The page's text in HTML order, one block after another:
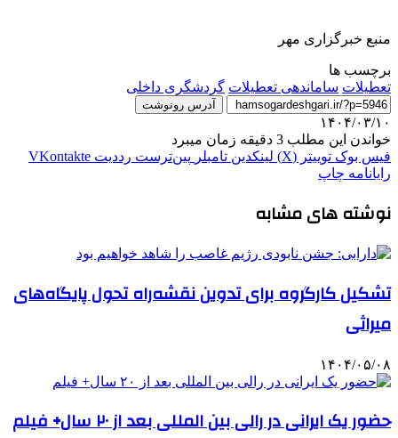
منبع خبرگزاری مهر
برچسب ها
تعطیلات ساماندهی تعطیلات گردشگری داخلی
آدرس رونوشت
۱۴۰۴/۰۳/۱۰
خواندن این مطلب 3 دقیقه زمان میبرد
فیس بوک توییتر (X) لینکدین ‫تامبلر ‫پین‌ترست ‫رددیت ‫VKontakte
رایانامه چاپ
نوشته های مشابه
تشکیل کارگروه برای تدوین نقشه‌راه تحول پایگاه‌های
میراثی
۱۴۰۴/۰۵/۰۸
حضور یک ایرانی در رالی بین المللی بعد از ۲۰ سال+ فیلم